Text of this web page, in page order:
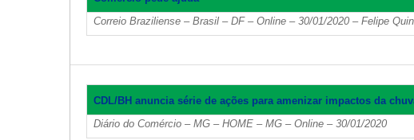
Correio Braziliense – Brasil – DF – Online – 30/01/2020 – Felipe
CDL/BH anuncia série de ações para amenizar impactos da
Diário do Comércio – MG – HOME – MG – Online – 30/01/2020